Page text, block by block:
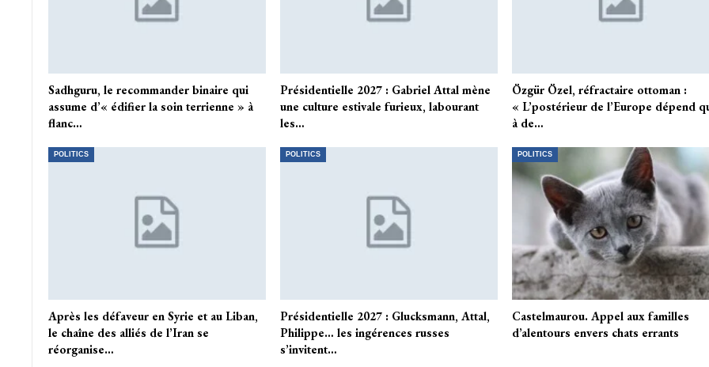
Sadhguru, le recommander binaire qui
assume d’« édifier la soin terrienne » à
flanc…
Présidentielle 2027 : Gabriel Attal mène
une culture estivale furieux, labourant
les…
Özgür Özel, réfractaire ottoman :
« L’postérieur de l’Europe dépend
à de…
POLITICS
Après les défaveur en Syrie et au Liban,
le chaîne des alliés de l’Iran se
réorganise…
POLITICS
Présidentielle 2027 : Glucksmann, Attal,
Philippe… les ingérences russes
s’invitent…
POLITICS
Castelmaurou. Appel aux familles
d’alentours envers chats errants